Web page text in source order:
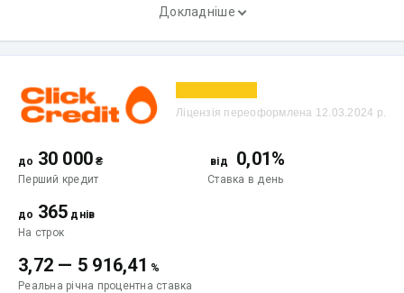
Докладніше
Ліцензія переоформлена 12.03.2024 р.
до 30 000 ₴
Перший кредит
від 0,01%
Ставка в день
до 365 днів
На строк
3,72 — 5 916,41 %
Реальна річна процентна ставка